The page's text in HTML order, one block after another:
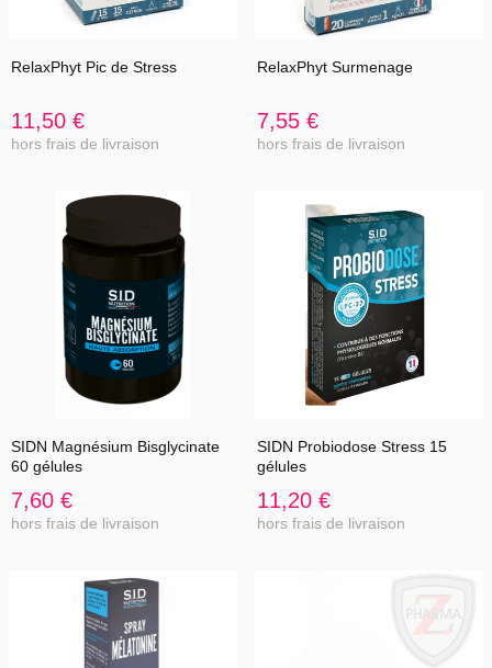
RelaxPhyt Pic de Stress
11,50 €
hors frais de livraison
RelaxPhyt Surmenage
7,55 €
hors frais de livraison
SIDN Magnésium Bisglycinate
60 gélules
7,60 €
hors frais de livraison
SIDN Probiodose Stress 15
gélules
11,20 €
hors frais de livraison